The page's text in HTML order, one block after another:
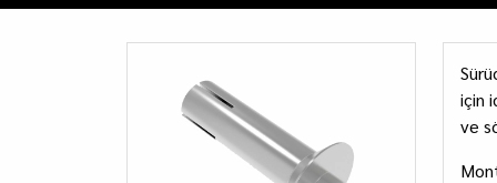
için
ve